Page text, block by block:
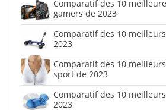
Comparatif des 10
gamers de 2023
Comparatif des 10
2023
Comparatif des 10
sport de 2023
Comparatif des 10
2023